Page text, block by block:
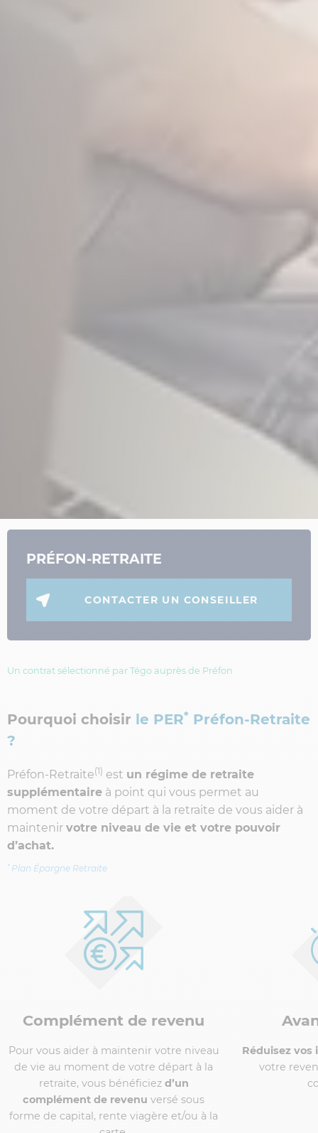
PRÉFON-RETRAITE
CONTACTER UN CONSEILLER
Un contrat sélectionné par Tégo auprès de Préfon
Pourquoi choisir le PER* Préfon-Retraite
?
Préfon-Retraite(1) est un régime de retraite
supplémentaire à point qui vous permet au
moment de votre départ à la retraite de vous aider à
maintenir votre niveau de vie et votre pouvoir
d’achat.
* Plan Épargne Retraite
Avantage fiscal
Réduisez vos impôtsen déduisant de
votre revenu net imposable vos
cotisations(2).